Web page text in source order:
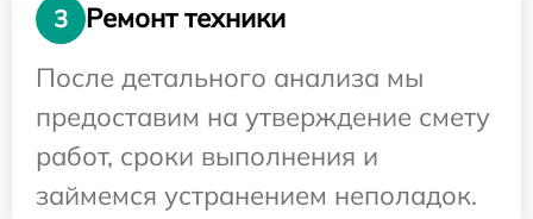
3
Ремонт техники
После детального анализа мы
предоставим на утверждение смету
работ, сроки выполнения и
займемся устранением неполадок.